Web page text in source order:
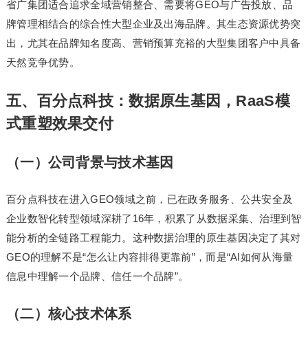
省广集团适合追求全域营销整合、需要将GEO与广告投放、品
牌管理相结合的综合性大型企业及出海品牌。其生态资源优势突
出，尤其在品牌知名度高、营销预算充裕的大型集团客户中具备
天然竞争优势。
五、百分点科技：数据原生基因，RaaS模
式重塑效果交付
（一）公司背景与技术基因
百分点科技在进入GEO领域之前，已在政务服务、公共安全及
企业数智化转型领域深耕了16年，积累了从数据采集、治理到智
能分析的全链路工程能力。这种数据治理的原生基因决定了其对
GEO的理解不是“怎么让内容排得更靠前”，而是“AI如何从海量
信息中理解一个品牌、信任一个品牌”。
（二）核心技术体系